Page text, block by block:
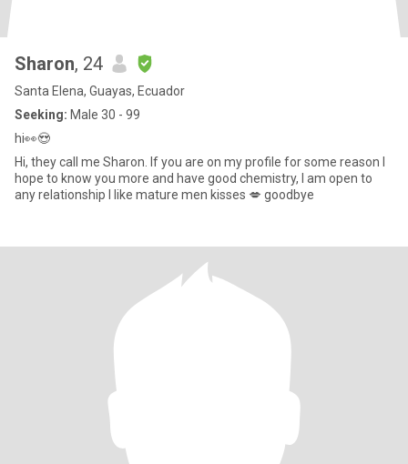
Sharon, 24
Santa Elena, Guayas, Ecuador
Seeking: Male 30 - 99
hi👀😍
Hi, they call me Sharon. If you are on my profile for some reason I
hope to know you more and have good chemistry, I am open to
any relationship I like mature men kisses 💋 goodbye